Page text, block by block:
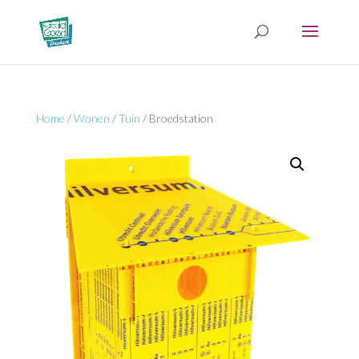
Home /Wonen /Tuin / Broedstation